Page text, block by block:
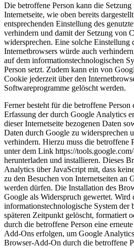
Die betroffene Person kann die
Internetseite, wie oben bereits
entsprechenden Einstellung des
verhindern und damit der Setzung von
widersprechen. Eine solche Einstellung
Internetbrowsers würde auch
auf dem informationstechnologischen
Person setzt. Zudem kann ein von
Cookie jederzeit über den
Softwareprogramme gelöscht werden.
Ferner besteht für die betroffene
Erfassung der durch Google Analytics
dieser Internetseite bezogenen Daten
Daten durch Google zu widersprechen
verhindern. Hierzu muss die betroffene
unter dem Link https://tools.google.com/
herunterladen und installieren. Dieses
Analytics über JavaScript mit, dass
zu den Besuchen von Internetseiten an
werden dürfen. Die Installation des
Google als Widerspruch gewertet. Wird
informationstechnologische System der
späteren Zeitpunkt gelöscht, formatiert
durch die betroffene Person eine
Add-Ons erfolgen, um Google
Browser-Add-On durch die betroffene